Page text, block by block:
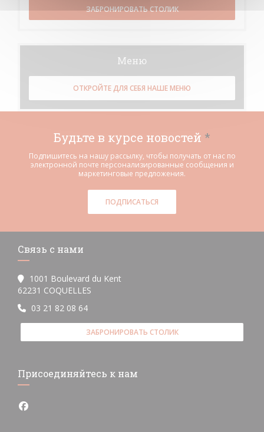
ЗАБРОНИРОВАТЬ СТОЛИК
Меню
ОТКРОЙТЕ ДЛЯ СЕБЯ НАШЕ МЕНЮ
Будьте в курсе новостей *
Подпишитесь на нашу рассылку, чтобы получать от нас по
электронной почте персонализированные сообщения и
маркетинговые предложения.
ПОДПИСАТЬСЯ
Связь с нами
1001 Boulevard du Kent
62231 COQUELLES
03 21 82 08 64
ЗАБРОНИРОВАТЬ СТОЛИК
Присоединяйтесь к нам
Facebook ((открывается в новом окне))